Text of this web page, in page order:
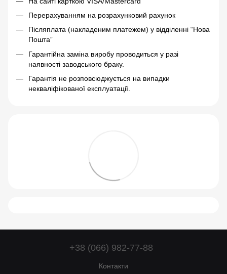
Перерахуванням на розрахунковий рахунок
Післяплата (накладеним платежем) у відділенні “Нова
Пошта”
Гарантійна заміна виробу проводиться у разі
наявності заводського браку.
Гарантія не розповсюджується на випадки
некваліфікованої експлуатації.
+38 (066) 982-77-88
Контакти